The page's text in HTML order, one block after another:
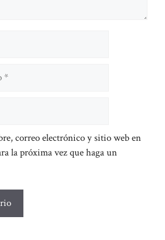
correo electrónico y sitio web en
la próxima vez que haga un